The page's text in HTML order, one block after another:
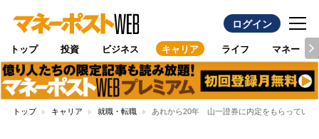
ログイン
トップ 投資 ビジネス キャリア ライフ マネー
トップ キャリア 就職・転職 あれから20年 山一證券に内定をもらっていた